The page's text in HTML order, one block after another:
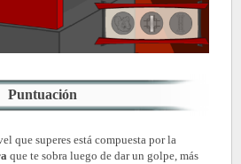
Puntuación
que superes está compuesta por la
que te sobra luego de dar un golpe, más